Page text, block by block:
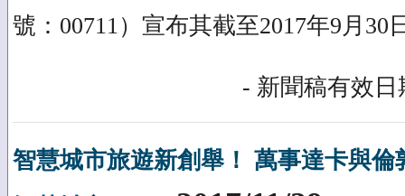
號：00711）宣布其截至2017年9月30
- 新聞稿有效日
智慧城市旅遊新創舉！ 萬事達卡與倫